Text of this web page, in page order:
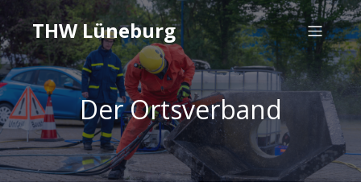
THW Lüneburg
Der Ortsverband